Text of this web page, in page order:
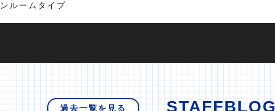
ルームタイプ
過去一覧を見る STAFFBLOG